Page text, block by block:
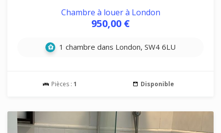
Chambre à louer à London
950,00 €
1 chambre dans London, SW4 6LU
Pièces : 1 Disponible